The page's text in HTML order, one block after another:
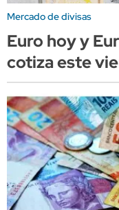
Mercado de divisas
Euro hoy y
cotiza este